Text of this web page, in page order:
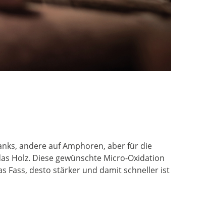
andere auf Amphoren, aber für die
Holz. Diese gewünschte Micro-Oxidation
Fass, desto stärker und damit schneller ist